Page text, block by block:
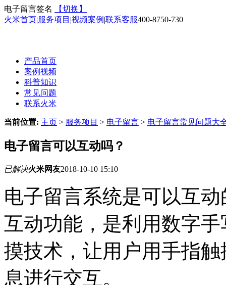
电子留言签名
【切换】
火米首页|服务项目 |视频案例 |联系客服400-8750-730
产品首页
案例视频
科普知识
常见问题
联系火米
当前位置: 主页 > 服务项目 > 电子留言 > 电子留言常见问题大
电子留言可以互动吗？
已解决火米网友2018-10-10 15:10
电子留言系统是可以互
互动功能，是利用数字
摸技术，让用户用手指
息进行交互。